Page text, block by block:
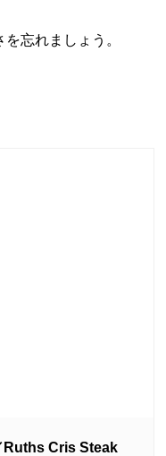
忘れましょう。
Ruths Cris Steak